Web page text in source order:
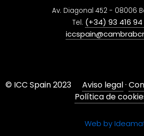
Av. Diagonal 452 - 08006
Tel. (+34) 93 416
© ICC Spain 2023 Aviso legal·
Política de
Web by